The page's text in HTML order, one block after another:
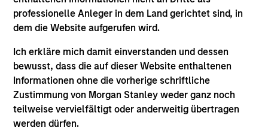
professionelle Anleger in dem Land gerichtet sind, in
dem die Website aufgerufen wird.
Ich erkläre mich damit einverstanden und dessen
bewusst, dass die auf dieser Website enthaltenen
Informationen ohne die vorherige schriftliche
Zustimmung von Morgan Stanley weder ganz noch
teilweise vervielfältigt oder anderweitig übertragen
werden dürfen.
and educational purposes only. There is no guarantee that
the investment mentioned resulted in positive performance
(for realized holdings), or will perform well in the future (for
current holdings). The trademarks and service marks above
are the property of their respective owners. The information
on this website has not been authorized, sponsored, or
otherwise approved by such owners. By clicking on any